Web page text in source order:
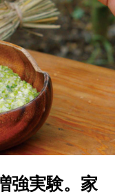
強実験。家